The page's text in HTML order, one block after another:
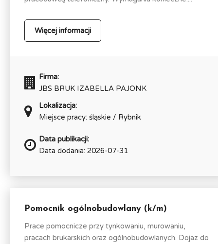
Więcej informacji
Firma:
JBS BRUK IZABELLA PAJONK
Lokalizacja:
Miejsce pracy: śląskie / Rybnik
Data publikacji:
Data dodania: 2026-07-31
Pomocnik ogólnobudowlany (k/m)
Prace pomocnicze przy tynkowaniu, murowaniu,
pracach brukarskich oraz ogólnobudowlanych. Dojaz do